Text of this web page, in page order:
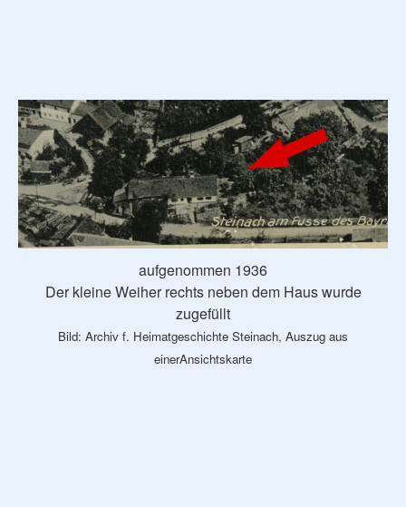
aufgenommen 1936
Der kleine Weiher rechts neben dem Haus wurde
zugefüllt
Bild: Archiv f. Heimatgeschichte Steinach, Auszug aus
einerAnsichtskarte